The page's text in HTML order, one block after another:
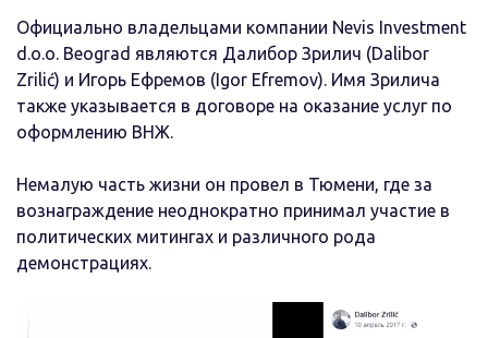
Официально владельцами компании Nevis Investment
d.o.o. Beograd являются Далибор Зрилич (Dalibor
Zrilić) и Игорь Ефремов (Igor Efremov). Имя Зрилича
также указывается в договоре на оказание услуг по
оформлению ВНЖ.
Немалую часть жизни он провел в Тюмени, где за
вознаграждение неоднократно принимал участие в
политических митингах и различного рода
демонстрациях.